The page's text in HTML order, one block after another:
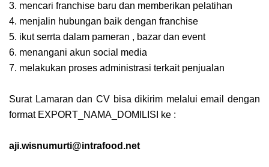
3. mencari franchise baru dan memberikan pelatihan
4. menjalin hubungan baik dengan franchise
5. ikut serrta dalam pameran , bazar dan event
6. menangani akun social media
7. melakukan proses administrasi terkait penjualan
Surat Lamaran dan CV bisa dikirim melalui email dengan
format EXPORT_NAMA_DOMILISI ke :
aji.wisnumurti@intrafood.net